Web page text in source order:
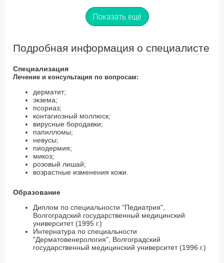
Показать ещё
Подробная информация о специалисте
Специализация
Лечение и консультация по вопросам:
дерматит;
экзема;
псориаз;
контагиозный моллюск;
вирусные бородавки;
папилломы;
невусы;
пиодермия;
микоз;
розовый лишай;
возрастные изменения кожи.
Образование
Диплом по специальности "Педиатрия",
Волгоградский государственный медицинский
университет (1995 г.)
Интернатура по специальности
"Дерматовенерология", Волгоградский
государственный медицинский университет (1996 г.)